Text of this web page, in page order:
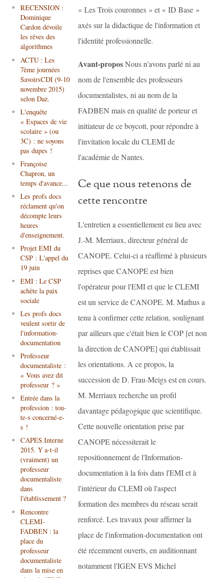
RECENSION :
Dominique
Cardon dévoile
les rêves des
algorithmes
ACTU : Les
7ème journées
SavoirsCDI (9-10
novembre 2015)
selon Daz.
L'enquête
« Espaces de vie
scolaire » (ou
3C) : ne soyons
pas dupes !
Françoise
Chapron, un
temps d'avance...
Les profs docs
réclament qu'on
décompte leurs
heures
d'enseignement.
Projet EMI du
CSP : L'appel du
19 juin
EMI : Le CSP
achète la paix
sociale
Les profs docs
veulent sortir de
l'information-
documentation
Professeur
documentaliste :
« Vous avez dit
professeur ? »
Entrée dans la
profession : tou-
te-s concerné-e-
s !
CAPES Interne
2015. Y a-t-il
(vraiment) un
professeur
documentaliste
dans
l'établissement ?
Rencontre
CLEMI-
FADBEN : la
place du
professeur
documentaliste
dans la mise en
« Les Trois couronnes » et « ID Base »
axés sur la didactique de l'information et
l'identité professionnelle.
Avant-proposNous n'avons parlé ni au
nom de l'ensemble des professeurs
documentalistes, ni au nom de la
FADBEN mais en qualité de porteur et
initiateur de ce boycott, pour répondre à
l'invitation locale du CLEMI de
l'académie de Nantes.
Ce que nous retenons de
cette rencontre
L'entretien a essentiellement eu lieu avec
J.-M. Merriaux, directeur général de
CANOPE. Celui-ci a réaffirmé à plusieurs
reprises que CANOPE est bien
l'opérateur pour l'EMI et que le CLEMI
est un service de CANOPE. M. Mathus a
tenu à confirmer cette relation, soulignant
par ailleurs que c'était bien le COP [et non
la direction de CANOPE] qui établissait
les orientations. A ce propos, la
succession de D. Frau-Meigs est en cours.
M. Merriaux recherche un profil
davantage pédagogique que scientifique.
Cette nouvelle orientation prise par
CANOPE nécessiterait le
repositionnement de l'Information-
documentation à la fois dans l'EMI et à
l'intérieur du CLEMI où l'aspect
formation des membres du réseau serait
renforcé. Les travaux pour affirmer la
place de l'information-documentation ont
été récemment ouverts, en auditionnant
notamment l'IGEN EVS Michel